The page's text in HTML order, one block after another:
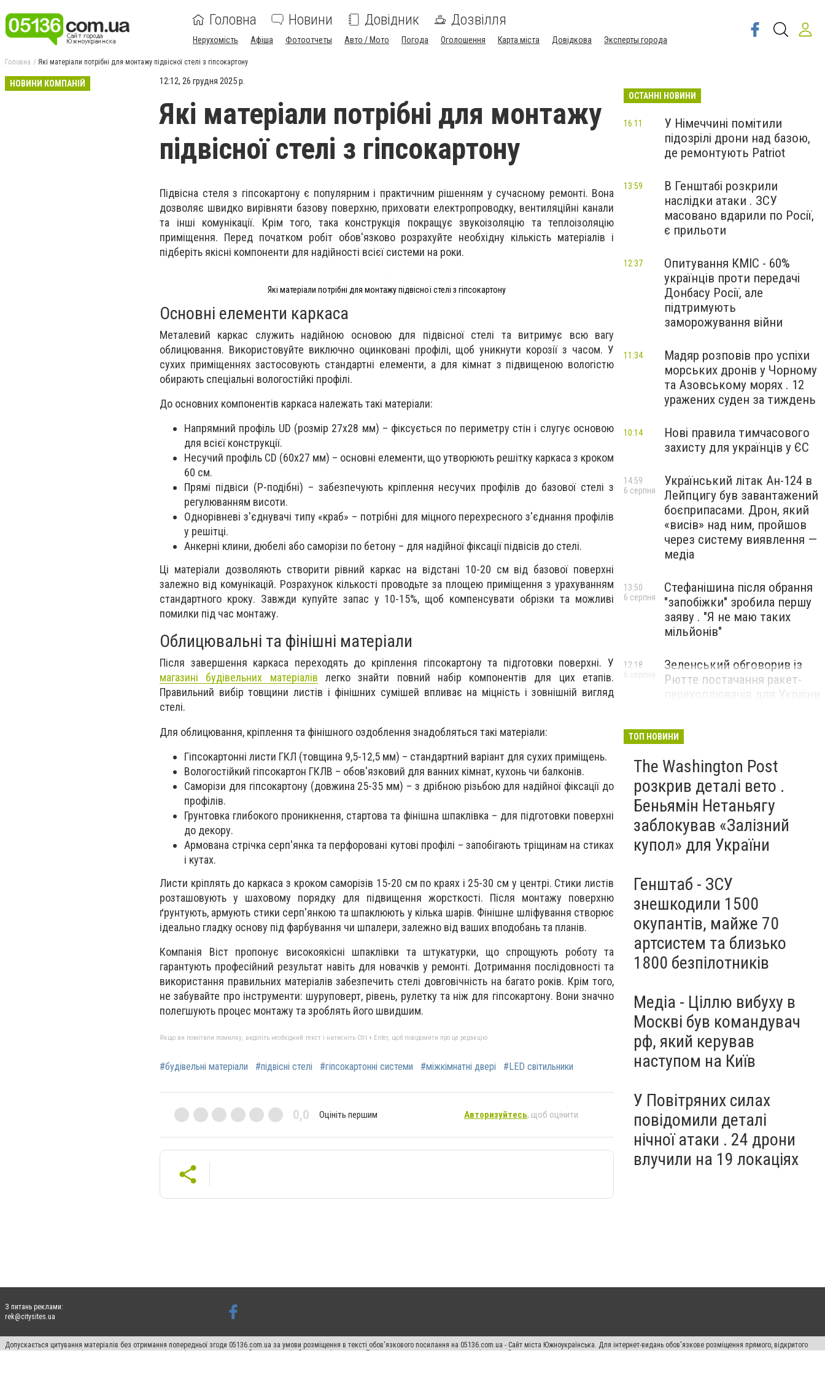
Головна Новини Довідник Дозвілля
Нерухомість Афіша Фотоотчеты Авто / Мото Погода Оголошення Карта міста Довідкова Эксперты города
Головна Які матеріали потрібні для монтажу підвісної стелі з гіпсокартону
НОВИНИ КОМПАНІЙ 12:12, 26 грудня 2025 р.
Які матеріали потрібні для монтажу
підвісної стелі з гіпсокартону
Підвісна стеля з гіпсокартону є популярним і практичним рішенням у сучасному ремонті. Вона
дозволяє швидко вирівняти базову поверхню, приховати електропроводку, вентиляційні канали
та інші комунікації. Крім того, така конструкція покращує звукоізоляцію та теплоізоляцію
приміщення. Перед початком робіт обов'язково розрахуйте необхідну кількість матеріалів і
підберіть якісні компоненти для надійності всієї системи на роки.
Які матеріали потрібні для монтажу підвісної стелі з гіпсокартону
Основні елементи каркаса
Металевий каркас служить надійною основою для підвісної стелі та витримує всю вагу
облицювання. Використовуйте виключно оцинковані профілі, щоб уникнути корозії з часом. У
сухих приміщеннях застосовують стандартні елементи, а для кімнат з підвищеною вологістю
обирають спеціальні вологостійкі профілі.
До основних компонентів каркаса належать такі матеріали:
Напрямний профіль UD (розмір 27x28 мм) – фіксується по периметру стін і слугує основою
для всієї конструкції.
Несучий профіль CD (60x27 мм) – основні елементи, що утворюють решітку каркаса з кроком
60 см.
Прямі підвіси (P-подібні) – забезпечують кріплення несучих профілів до базової стелі з
регулюванням висоти.
Однорівневі з'єднувачі типу «краб» – потрібні для міцного перехресного з'єднання профілів
у решітці.
Анкерні клини, дюбелі або саморізи по бетону – для надійної фіксації підвісів до стелі.
Ці матеріали дозволяють створити рівний каркас на відстані 10-20 см від базової поверхні
залежно від комунікацій. Розрахунок кількості проводьте за площею приміщення з урахуванням
стандартного кроку. Завжди купуйте запас у 10-15%, щоб компенсувати обрізки та можливі
помилки під час монтажу.
Облицювальні та фінішні матеріали
Після завершення каркаса переходять до кріплення гіпсокартону та підготовки поверхні. У
магазині будівельних матеріалів легко знайти повний набір компонентів для цих етапів.
Правильний вибір товщини листів і фінішних сумішей впливає на міцність і зовнішній вигляд
стелі.
Для облицювання, кріплення та фінішного оздоблення знадобляться такі матеріали:
Гіпсокартонні листи ГКЛ (товщина 9,5-12,5 мм) – стандартний варіант для сухих приміщень.
Вологостійкий гіпсокартон ГКЛВ – обов'язковий для ванних кімнат, кухонь чи балконів.
Саморізи для гіпсокартону (довжина 25-35 мм) – з дрібною різьбою для надійної фіксації до
профілів.
Грунтовка глибокого проникнення, стартова та фінішна шпаклівка – для підготовки поверхні
до декору.
Армована стрічка серп'янка та перфоровані кутові профілі – запобігають тріщинам на стиках
і кутах.
Листи кріплять до каркаса з кроком саморізів 15-20 см по краях і 25-30 см у центрі. Стики листів
розташовують у шаховому порядку для підвищення жорсткості. Після монтажу поверхню
ґрунтують, армують стики серп'янкою та шпаклюють у кілька шарів. Фінішне шліфування створює
ідеально гладку основу під фарбування чи шпалери, залежно від ваших вподобань та планів.
Компанія Віст пропонує високоякісні шпаклівки та штукатурки, що спрощують роботу та
гарантують професійний результат навіть для новачків у ремонті. Дотримання послідовності та
використання правильних матеріалів забезпечить стелі довговічність на багато років. Крім того,
не забувайте про інструменти: шуруповерт, рівень, рулетку та ніж для гіпсокартону. Вони значно
полегшують процес монтажу та зроблять його швидшим.
Якщо ви помітили помилку, виділіть необхідний текст і натисніть Ctrl + Enter, щоб повідомити про це редакцію
#будівельні матеріали #підвісні стелі #гіпсокартонні системи #міжкімнатні двері #LED світильники
0,0 Оцініть першим Авторизуйтесь, щоб оцінити
ОСТАННІ НОВИНИ
У Німеччині помітили
підозрілі дрони над базою,
де ремонтують Patriot
16:11
В Генштабі розкрили
наслідки атаки . ЗСУ
масовано вдарили по Росії,
є прильоти
13:59
Опитування КМІС - 60%
українців проти передачі
Донбасу Росії, але
підтримують
заморожування війни
12:37
Мадяр розповів про успіхи
морських дронів у Чорному
та Азовському морях . 12
уражених суден за тиждень
11:34
Нові правила тимчасового
захисту для українців у ЄС
10:14
Український літак Ан-124 в
Лейпцигу був завантажений
боєприпасами. Дрон, який
«висів» над ним, пройшов
через систему виявлення —
медіа
14:59
6 серпня
Стефанішина після обрання
"запобіжки" зробила першу
заяву . "Я не маю таких
мільйонів"
13:50
6 серпня
Зеленський обговорив із
Рютте постачання ракет-
перехоплювачів для України
12:18
6 серпня
ТОП НОВИНИ
The Washington Post
розкрив деталі вето .
Беньямін Нетаньягу
заблокував «Залізний
купол» для України
Генштаб - ЗСУ
знешкодили 1500
окупантів, майже 70
артсистем та близько
1800 безпілотників
Медіа - Ціллю вибуху в
Москві був командувач
рф, який керував
наступом на Київ
У Повітряних силах
повідомили деталі
нічної атаки . 24 дрони
влучили на 19 локаціях
З питань реклами:
rek@citysites.ua
Допускається цитування матеріалів без отримання попередньої згоди 05136.com.ua за умови розміщення в тексті обов'язкового посилання на 05136.com.ua - Сайт міста Южноукраїнська. Для інтернет-видань обов'язкове розміщення прямого, відкритого
для пошукових систем гіперпосилання на цитовані статті не нижче другого абзацу в тексті або в якості джерела. Порушення виняткових прав переслідується Законом.